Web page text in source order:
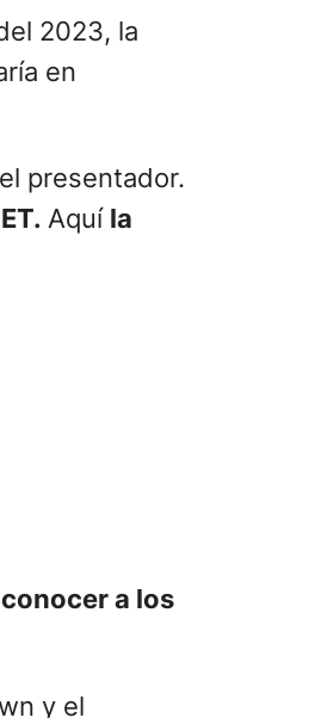
2023, la
en
presentador.
Aquí la
a los
y el